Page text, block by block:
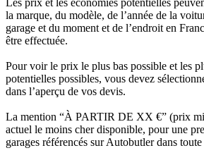
la marque, du modèle, de l’année de la
garage et du moment et de l’endroit en
être effectuée.
Pour voir le prix le plus bas possible et les
potentielles possibles, vous devez
dans l’aperçu de vos devis.
La mention “À PARTIR DE XX €” (prix
actuel le moins cher disponible, pour une
garages référencés sur Autobutler dans